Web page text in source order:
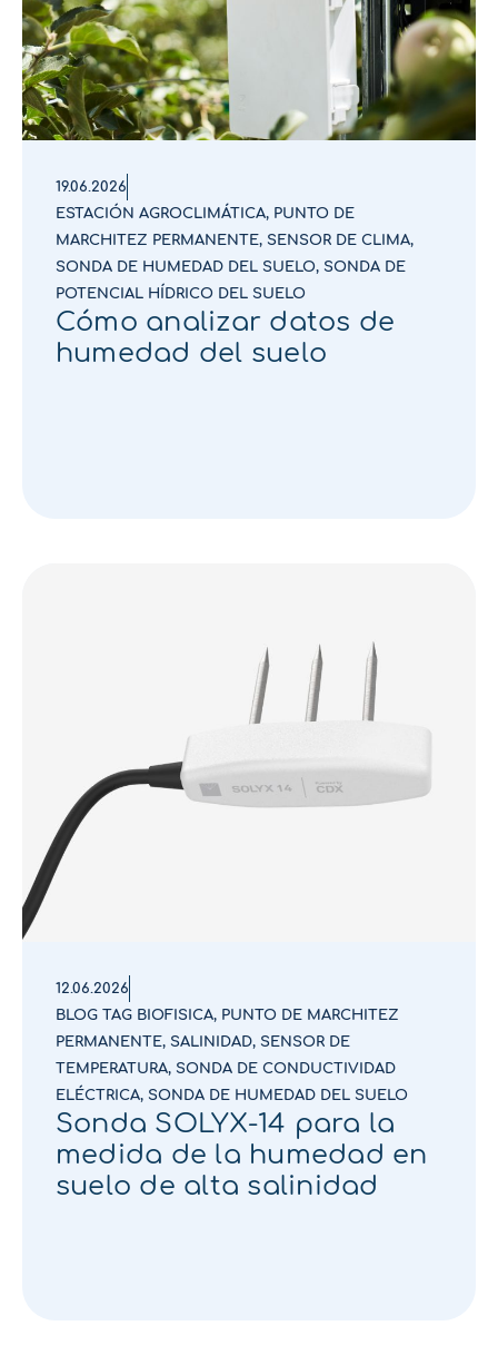
19.06.2026
ESTACIÓN AGROCLIMÁTICA, PUNTO DE
MARCHITEZ PERMANENTE, SENSOR DE CLIMA,
SONDA DE HUMEDAD DEL SUELO, SONDA DE
POTENCIAL HÍDRICO DEL SUELO
Cómo analizar datos de
humedad del suelo
12.06.2026
BLOG TAG BIOFISICA, PUNTO DE MARCHITEZ
PERMANENTE, SALINIDAD, SENSOR DE
TEMPERATURA, SONDA DE CONDUCTIVIDAD
ELÉCTRICA, SONDA DE HUMEDAD DEL SUELO
Sonda SOLYX-14 para la
medida de la humedad en
suelo de alta salinidad